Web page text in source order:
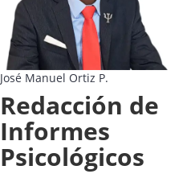
José Manuel Ortiz P.
Redacción de
Informes
Psicológicos